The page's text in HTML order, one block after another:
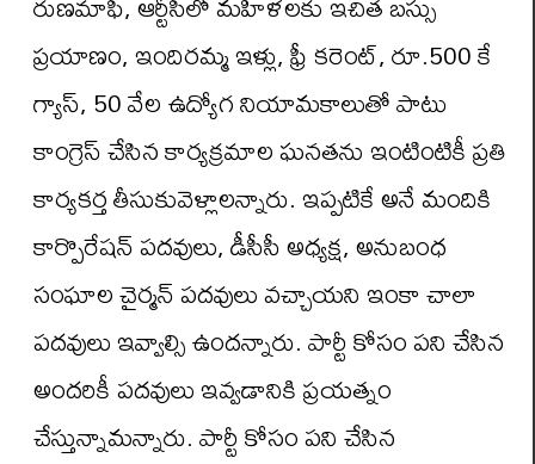
ప్రయాణం, ఇందిరమ్మ ఇళ్లు, ఫ్రీ కరెంట్, రూ.500 కే
గ్యాస్, 50 వేల ఉద్యోగ నియామకాలుతో పాటు
కాంగ్రెస్ చేసిన కార్యక్రమాల ఘనతను ఇంటింటికీ ప్రతి
కార్యకర్త తీసుకువెళ్లాలన్నారు. ఇప్పటికే అనే మందికి
కార్పొరేషన్ పదవులు, డీసీసీ అధ్యక్ష, అనుబంధ
సంఘాల చైర్మన్ పదవులు వచ్చాయని ఇంకా చాలా
పదవులు ఇవ్వాల్సి ఉందన్నారు. పార్టీ కోసం పని చేసిన
అందరికీ పదవులు ఇవ్వడానికి ప్రయత్నం
చేస్తున్నామన్నారు. పార్టీ కోసం పని చేసిన